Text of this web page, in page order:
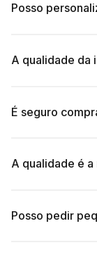
Posso
A qualidade da
É seguro
A qualidade é
Posso pedir